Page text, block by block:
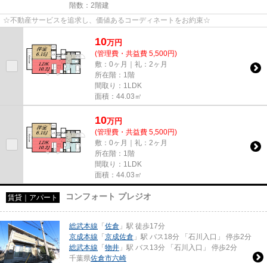
階数：2階建
☆不動産サービスを追求し、価値あるコーディネートをお約束☆
10万円
(管理費・共益費 5,500円)
敷：0ヶ月｜礼：2ヶ月
所在階：1階
間取り：1LDK
面積：44.03㎡
10万円
(管理費・共益費 5,500円)
敷：0ヶ月｜礼：2ヶ月
所在階：1階
間取り：1LDK
面積：44.03㎡
賃貸｜アパート コンフォート プレジオ
総武本線 「佐倉 」駅 徒歩17分
京成本線 「京成佐倉 」駅 バス18分 「石川入口」 停歩2分
総武本線 「物井 」駅 バス13分 「石川入口」 停歩2分
千葉県佐倉市六崎